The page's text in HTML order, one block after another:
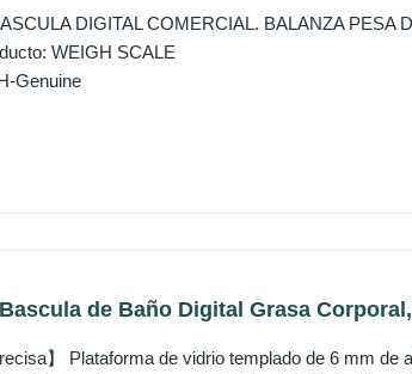
DIGITAL COMERCIAL. BALANZA PESA
WEIGH SCALE
Genuine
de Baño Digital Grasa
】 Plataforma de vidrio templado de 6 mm